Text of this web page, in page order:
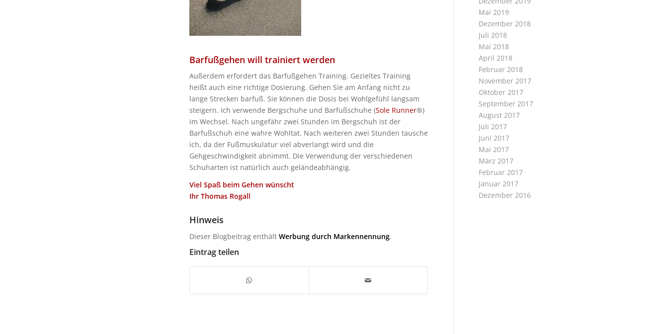
Barfußgehen will trainiert werden
Außerdem erfordert das Barfußgehen Training. Gezieltes Training
heißt auch eine richtige Dosierung. Gehen Sie am Anfang nicht zu
lange Strecken barfuß. Sie können die Dosis bei Wohlgefühl langsam
steigern. Ich verwende Bergschuhe und Barfußschuhe (Sole Runner®)
im Wechsel. Nach ungefähr zwei Stunden im Bergschuh ist der
Barfußschuh eine wahre Wohltat. Nach weiteren zwei Stunden tausche
ich, da der Fußmuskulatur viel abverlangt wird und die
Gehgeschwindigkeit abnimmt. Die Verwendung der verschiedenen
Schuharten ist natürlich auch geländeabhängig.
Viel Spaß beim Gehen wünscht
Ihr Thomas Rogall
Hinweis
Dieser Blogbeitrag enthält Werbung durch Markennennung.
Eintrag teilen
Mai 2019
Dezember 2018
Juli 2018
Mai 2018
April 2018
Februar 2018
November 2017
Oktober 2017
September 2017
August 2017
Juli 2017
Juni 2017
Mai 2017
März 2017
Februar 2017
Januar 2017
Dezember 2016